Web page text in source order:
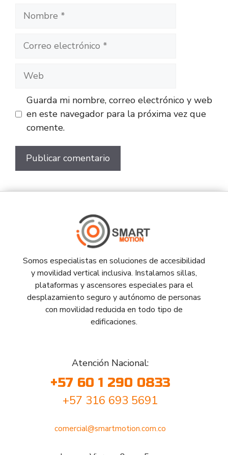
Guarda mi nombre, correo electrónico y web
en este navegador para la próxima vez que
comente.
Somos especialistas en soluciones de accesibilidad
y movilidad vertical inclusiva. Instalamos sillas,
plataformas y ascensores especiales para el
desplazamiento seguro y autónomo de personas
con movilidad reducida en todo tipo de
edificaciones.
Atención Nacional:
+57 60 1 290 0833
+57 316 693 5691
comercial@smartmotion.com.co